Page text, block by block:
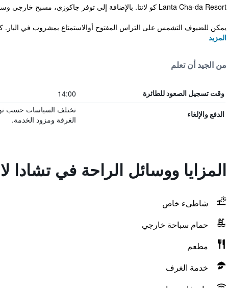
Lanta Cha-da Resort كو لانتا. بالإضافة إلى توفر جاكوزي، مسبح خارجي وسونا.
يمكن للضيوف التشمس على التراس المفتوح أوالاستمتاع بمشروب في البار.
المزيد
من الجيد أن تعلم
وقت تسجيل الصعود للطائرة 14:00
الدفع والإلغاء
تختلف السياسات حسب
الغرفة ومزود الخدمة.
المزايا ووسائل الراحة في تشادا
شاطىء خاص
حمام سباحة خارجي
مطعم
خدمة الغرف